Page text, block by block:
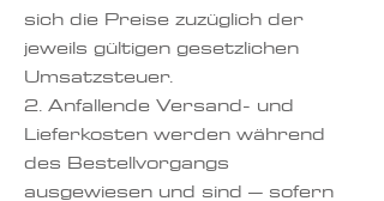
sich die Preise zuzüglich der
jeweils gültigen gesetzlichen
Umsatzsteuer.
2. Anfallende Versand- und
Lieferkosten werden während
des Bestellvorgangs
ausgewiesen und sind – sofern